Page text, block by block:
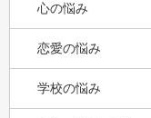
心の悩み
恋愛の悩み
学校の悩み